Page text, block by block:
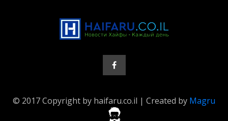
© 2017 Copyright by haifaru.co.il | Created by Magru